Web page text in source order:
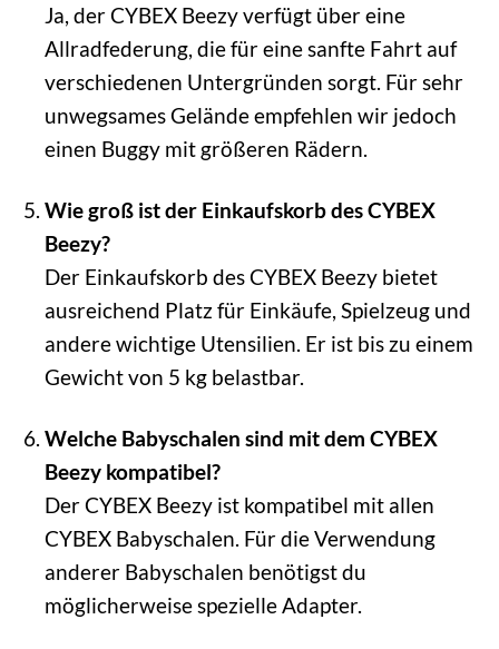
Ja, der CYBEX Beezy verfügt über eine
Allradfederung, die für eine sanfte Fahrt auf
verschiedenen Untergründen sorgt. Für sehr
unwegsames Gelände empfehlen wir jedoch
einen Buggy mit größeren Rädern.
Wie groß ist der Einkaufskorb des CYBEX
Beezy?
Der Einkaufskorb des CYBEX Beezy bietet
ausreichend Platz für Einkäufe, Spielzeug und
andere wichtige Utensilien. Er ist bis zu einem
Gewicht von 5 kg belastbar.
Welche Babyschalen sind mit dem CYBEX
Beezy kompatibel?
Der CYBEX Beezy ist kompatibel mit allen
CYBEX Babyschalen. Für die Verwendung
anderer Babyschalen benötigst du
möglicherweise spezielle Adapter.